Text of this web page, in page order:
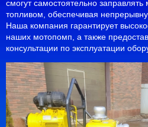
смогут самостоятельно
топливом, обеспечивая
Наша компания гарантирует
наших мотопомп, а также
консультации по эксплуатации